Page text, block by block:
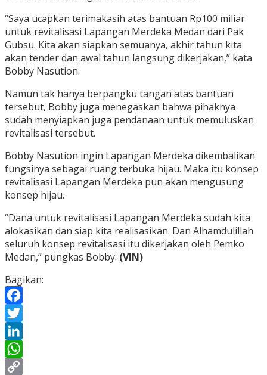
“Saya ucapkan terimakasih atas bantuan Rp100 miliar
untuk revitalisasi Lapangan Merdeka Medan dari Pak
Gubsu. Kita akan siapkan semuanya, akhir tahun kita
akan tender dan awal tahun langsung dikerjakan,” kata
Bobby Nasution.
Namun tak hanya berpangku tangan atas bantuan
tersebut, Bobby juga menegaskan bahwa pihaknya
sudah menyiapkan juga pendanaan untuk memuluskan
revitalisasi tersebut.
Bobby Nasution ingin Lapangan Merdeka dikembalikan
fungsinya sebagai ruang terbuka hijau. Maka itu konsep
revitalisasi Lapangan Merdeka pun akan mengusung
konsep hijau.
“Dana untuk revitalisasi Lapangan Merdeka sudah kita
alokasikan dan siap kita realisasikan. Dan Alhamdulillah
seluruh konsep revitalisasi itu dikerjakan oleh Pemko
Medan,” pungkas Bobby. (VIN)
Bagikan:
Facebook
Twitter
LinkedIn
WhatsApp